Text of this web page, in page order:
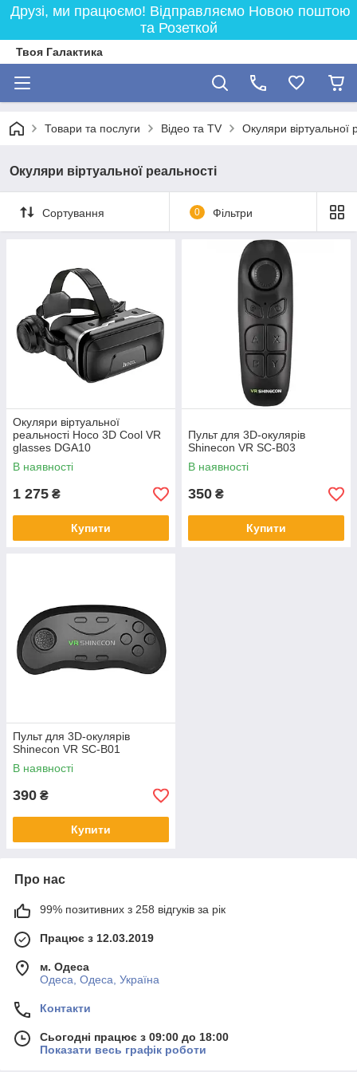
Друзі, ми працюємо! Відправляємо Новою поштою
та Розеткой
Твоя Галактика
Товари та послуги Відео та TV Окуляри віртуальної
Окуляри віртуальної реальності
Сортування 0 Фільтри
Окуляри віртуальної
реальності Hoco 3D Cool VR
glasses DGA10
В наявності
1 275 ₴
Купити
Пульт для 3D-окулярів
Shinecon VR SC-B03
В наявності
350 ₴
Купити
Пульт для 3D-окулярів
Shinecon VR SC-B01
В наявності
390 ₴
Купити
Про нас
99% позитивних з 258 відгуків за рік
Працює з 12.03.2019
м. Одеса
Одеса, Одеса, Україна
Контакти
Сьогодні працює з 09:00 до 18:00
Показати весь графік роботи